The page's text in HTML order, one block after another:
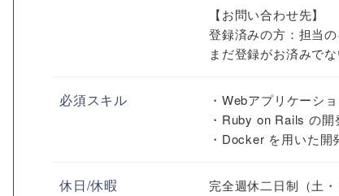
【お問い合わせ先】
登録済みの方：担当
まだ登録がお済みで
必須スキル
・Webアプリケーシ
・Ruby on Rails の開
・Docker を用いた開
休日/休暇 完全週休二日制（土